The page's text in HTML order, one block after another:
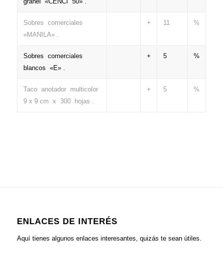
Sobres comerciales
«MANILA» .
+ 11 %
Sobres comerciales
blancos «E» .
+ 5 %
Taco anotador multicolor
9 x 9 cm x 300 hojas .
+ 5 %
ENLACES DE INTERÉS
Aquí tienes algunos enlaces interesantes, quizás te sean útiles.